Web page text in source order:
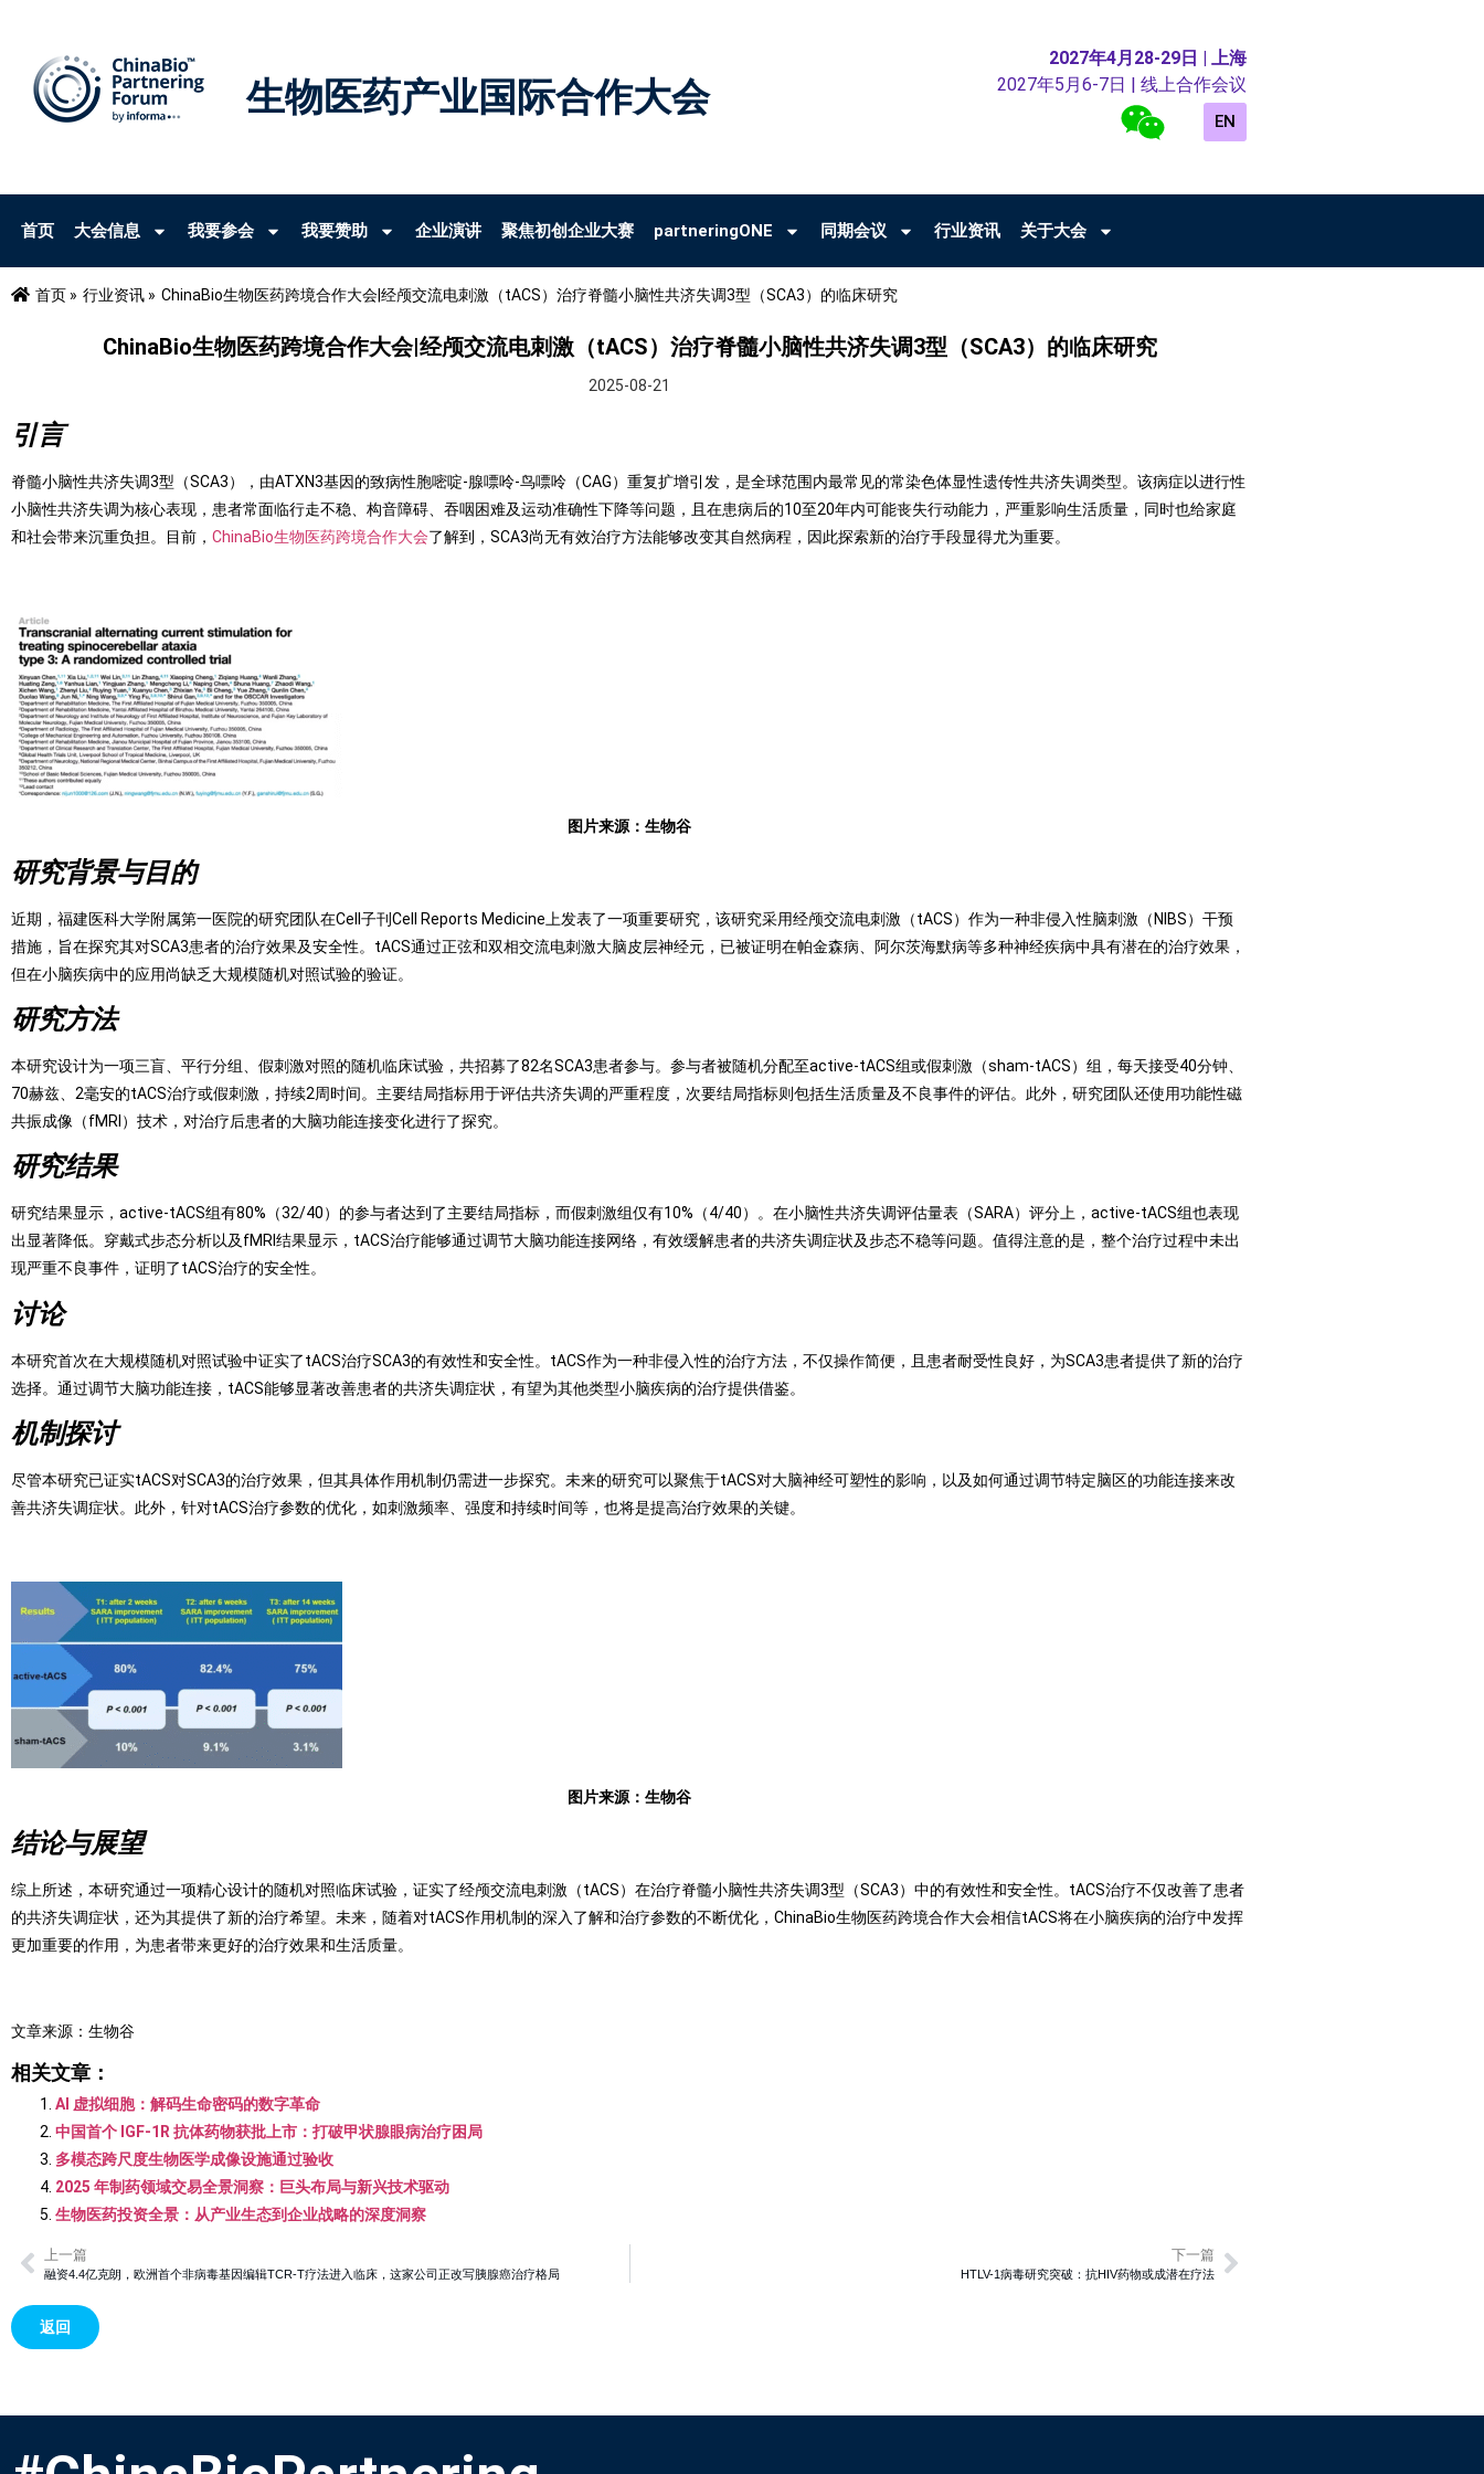
生物医药产业国际合作大会
2027年4月28-29日 | 上海
2027年5月6-7日 | 线上合作会议
EN
首页 大会信息 我要参会 我要赞助 企业演讲 聚焦初创企业大赛 partneringONE 同期会议 行业资讯 关于大会
首页 » 行业资讯 » ChinaBio生物医药跨境合作大会|经颅交流电刺激（tACS）治疗脊髓小脑性共济失调3型（SCA3）的临床研究
ChinaBio生物医药跨境合作大会|经颅交流电刺激（tACS）治疗脊髓小脑性共济失调3型（SCA3）的临床研究
2025-08-21
引言
脊髓小脑性共济失调3型（SCA3），由ATXN3基因的致病性胞嘧啶-腺嘌呤-鸟嘌呤（CAG）重复扩增引发，是全球范围内最常见的常染色体显性遗传性共济失调类型。该病症以进行性
小脑性共济失调为核心表现，患者常面临行走不稳、构音障碍、吞咽困难及运动准确性下降等问题，且在患病后的10至20年内可能丧失行动能力，严重影响生活质量，同时也给家庭
和社会带来沉重负担。目前， ChinaBio生物医药跨境合作大会了解到，SCA3尚无有效治疗方法能够改变其自然病程，因此探索新的治疗手段显得尤为重要。
图片来源： 生物谷
研究背景与目的
近期，福建医科大学附属第一医院的研究团队在Cell子刊Cell Reports Medicine上发表了一项重要研究，该研究采用经颅交流电刺激（tACS）作为一种非侵入性脑刺激（NIBS）干预
措施，旨在探究其对SCA3患者的治疗效果及安全性。tACS通过正弦和双相交流电刺激大脑皮层神经元，已被证明在帕金森病、阿尔茨海默病等多种神经疾病中具有潜在的治疗效果，
但在小脑疾病中的应用尚缺乏大规模随机对照试验的验证。
研究方法
本研究设计为一项三盲、平行分组、假刺激对照的随机临床试验，共招募了82名SCA3患者参与。参与者被随机分配至active-tACS组或假刺激（sham-tACS）组，每天接受40分钟、
70赫兹、2毫安的tACS治疗或假刺激，持续2周时间。主要结局指标用于评估共济失调的严重程度，次要结局指标则包括生活质量及不良事件的评估。此外，研究团队还使用功能性磁
共振成像（fMRI）技术，对治疗后患者的大脑功能连接变化进行了探究。
研究结果
研究结果显示，active-tACS组有80%（32/40）的参与者达到了主要结局指标，而假刺激组仅有10%（4/40）。在小脑性共济失调评估量表（SARA）评分上，active-tACS组也表现
出显著降低。穿戴式步态分析以及fMRI结果显示，tACS治疗能够通过调节大脑功能连接网络，有效缓解患者的共济失调症状及步态不稳等问题。值得注意的是，整个治疗过程中未出
现严重不良事件，证明了tACS治疗的安全性。
讨论
本研究首次在大规模随机对照试验中证实了tACS治疗SCA3的有效性和安全性。tACS作为一种非侵入性的治疗方法，不仅操作简便，且患者耐受性良好，为SCA3患者提供了新的治疗
选择。通过调节大脑功能连接，tACS能够显著改善患者的共济失调症状，有望为其他类型小脑疾病的治疗提供借鉴。
机制探讨
尽管本研究已证实tACS对SCA3的治疗效果，但其具体作用机制仍需进一步探究。未来的研究可以聚焦于tACS对大脑神经可塑性的影响，以及如何通过调节特定脑区的功能连接来改
善共济失调症状。此外，针对tACS治疗参数的优化，如刺激频率、强度和持续时间等，也将是提高治疗效果的关键。
图片来源： 生物谷
结论与展望
综上所述，本研究通过一项精心设计的随机对照临床试验，证实了经颅交流电刺激（tACS）在治疗脊髓小脑性共济失调3型（SCA3）中的有效性和安全性。tACS治疗不仅改善了患者
的共济失调症状，还为其提供了新的治疗希望。未来，随着对tACS作用机制的深入了解和治疗参数的不断优化，ChinaBio生物医药跨境合作大会相信tACS将在小脑疾病的治疗中发挥
更加重要的作用，为患者带来更好的治疗效果和生活质量。
文章来源：生物谷
相关文章：
AI 虚拟细胞：解码生命密码的数字革命
中国首个 IGF-1R 抗体药物获批上市：打破甲状腺眼病治疗困局
多模态跨尺度生物医学成像设施通过验收
2025 年制药领域交易全景洞察：巨头布局与新兴技术驱动
生物医药投资全景：从产业生态到企业战略的深度洞察
上一篇
融资4.4亿克朗，欧洲首个非病毒基因编辑TCR-T疗法进入临床，这家公司正改写胰腺癌治疗格局
下一篇
HTLV-1病毒研究突破：抗HIV药物或成潜在疗法
返回